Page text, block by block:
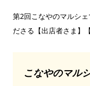
第2回こなやのマルシ
ださる【出店者さま】
こなやのマル